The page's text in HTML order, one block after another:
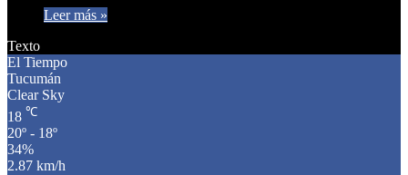
Leer más »
Texto
El Tiempo
Tucumán
Clear Sky
18 ℃
20º - 18º
34%
2.87 km/h